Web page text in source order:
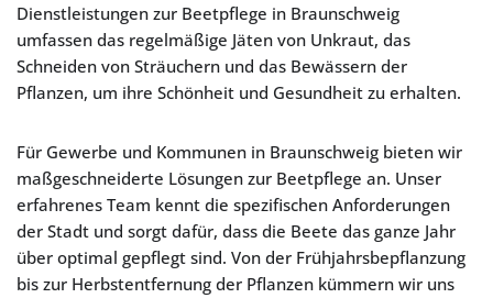
Dienstleistungen zur Beetpflege in Braunschweig
umfassen das regelmäßige Jäten von Unkraut, das
Schneiden von Sträuchern und das Bewässern der
Pflanzen, um ihre Schönheit und Gesundheit zu erhalten.
Für Gewerbe und Kommunen in Braunschweig bieten wir
maßgeschneiderte Lösungen zur Beetpflege an. Unser
erfahrenes Team kennt die spezifischen Anforderungen
der Stadt und sorgt dafür, dass die Beete das ganze Jahr
über optimal gepflegt sind. Von der Frühjahrsbepflanzung
bis zur Herbstentfernung der Pflanzen kümmern wir uns